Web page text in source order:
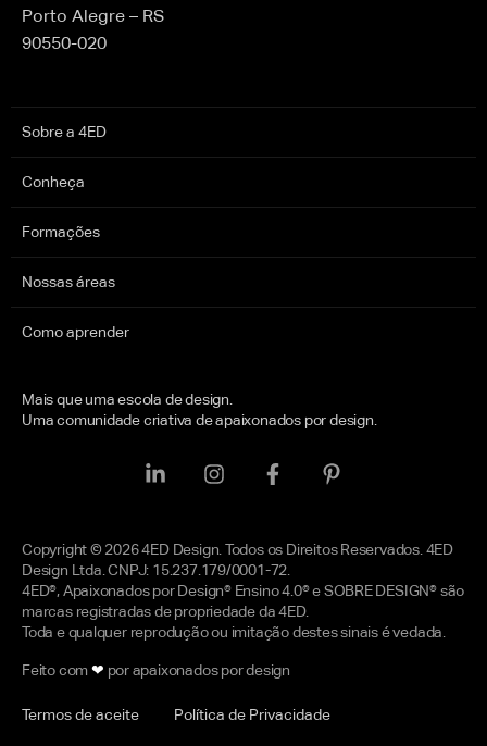
Porto Alegre – RS
90550-020
Sobre a 4ED
Conheça
Formações
Nossas áreas
Como aprender
Mais que uma escola de design.
Uma comunidade criativa de apaixonados por design.
Copyright © 2026 4ED Design. Todos os Direitos Reservados. 4ED
Design Ltda. CNPJ: 15.237.179/0001-72.
4ED®, Apaixonados por Design® Ensino 4.0® e SOBRE DESIGN® são
marcas registradas de propriedade da 4ED.
Toda e qualquer reprodução ou imitação destes sinais é vedada.
Feito com❤ por apaixonados por design
Termos de aceite Política de Privacidade